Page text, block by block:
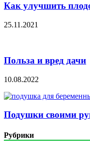
Как улучшить
25.11.2021
Польза и вред дачи
10.08.2022
Подушки своими
Рубрики